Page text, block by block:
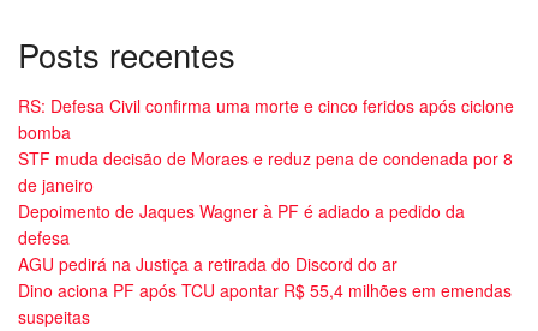
Posts recentes
RS: Defesa Civil confirma uma morte e cinco feridos após ciclone
bomba
STF muda decisão de Moraes e reduz pena de condenada por 8
de janeiro
Depoimento de Jaques Wagner à PF é adiado a pedido da
defesa
AGU pedirá na Justiça a retirada do Discord do ar
Dino aciona PF após TCU apontar R$ 55,4 milhões em emendas
suspeitas